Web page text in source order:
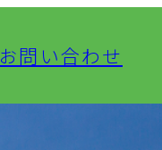
お問い合わせ